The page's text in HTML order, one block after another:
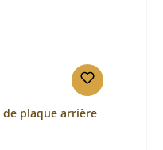
plaque arrière